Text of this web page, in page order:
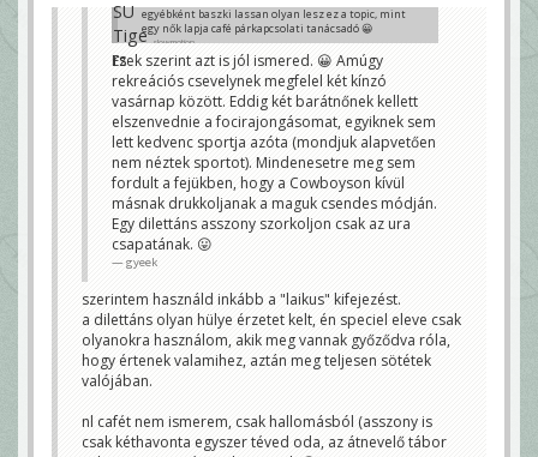
egyébként baszki lassan olyan lesz ez a topic, mint
egy nők lapja café párkapcsolati tanácsadó 😀
slowmotion
Ezek szerint azt is jól ismered. 😀 Amúgy
rekreációs csevelynek megfelel két kínzó
vasárnap között. Eddig két barátnőnek kellett
elszenvednie a focirajongásomat, egyiknek sem
lett kedvenc sportja azóta (mondjuk alapvetően
nem néztek sportot). Mindenesetre meg sem
fordult a fejükben, hogy a Cowboyson kívül
másnak drukkoljanak a maguk csendes módján.
Egy dilettáns asszony szorkoljon csak az ura
csapatának. 😛
gyeek
szerintem használd inkább a "laikus" kifejezést.
a dilettáns olyan hülye érzetet kelt, én speciel eleve csak
olyanokra használom, akik meg vannak győződva róla,
hogy értenek valamihez, aztán meg teljesen sötétek
valójában.
nl cafét nem ismerem, csak hallomásból (asszony is
csak kéthavonta egyszer téved oda, az átnevelő tábor